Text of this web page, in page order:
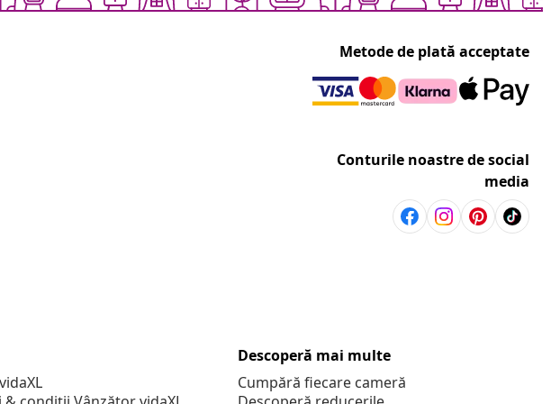
Metode de plată acceptate
Conturile noastre de social
media
Descoperă mai multe
Cumpără fiecare cameră